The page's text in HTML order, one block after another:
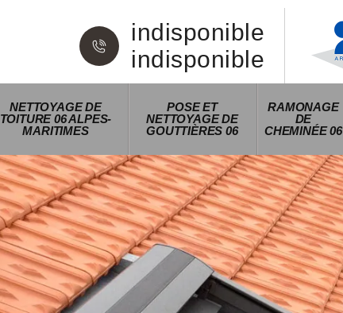
indisponible
indisponible
NETTOYAGE DE
TOITURE 06 ALPES-
MARITIMES
POSE ET
NETTOYAGE DE
GOUTTIÈRES 06
RAMONAGE
DE
CHEMINÉE 06